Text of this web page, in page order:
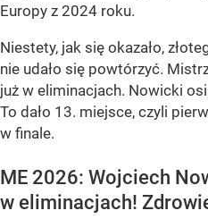
Europy z 2024 roku.
Niestety, jak się okazało,
nie udało się powtórzyć.
już w eliminacjach. Nowicki
To dało 13. miejsce, czyli
w finale.
ME 2026: Wojciech
w eliminacjach!